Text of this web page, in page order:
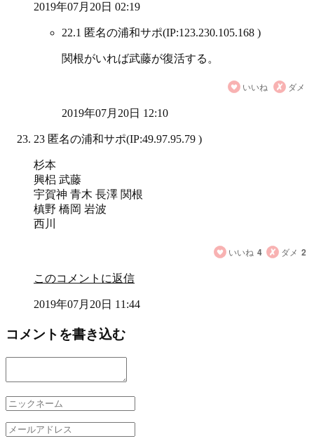
2019年07月20日 02:19
22.1 匿名の浦和サポ(IP:123.230.105.168 )
関根がいれば武藤が復活する。
いいね ダメ
2019年07月20日 12:10
23 匿名の浦和サポ(IP:49.97.95.79 )
杉本
興梠 武藤
宇賀神 青木 長澤 関根
槙野 橋岡 岩波
西川
いいね 4 ダメ 2
このコメントに返信
2019年07月20日 11:44
コメントを書き込む